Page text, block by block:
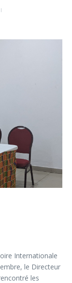
Internationale
le Directeur
les